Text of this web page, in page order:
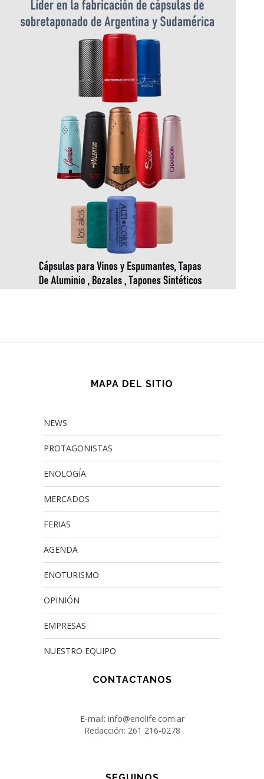
MAPA DEL SITIO
NEWS
PROTAGONISTAS
ENOLOGÍA
MERCADOS
FERIAS
AGENDA
ENOTURISMO
OPINIÓN
EMPRESAS
NUESTRO EQUIPO
CONTACTANOS
E-mail: info@enolife.com.ar
Redacción: 261 216-0278